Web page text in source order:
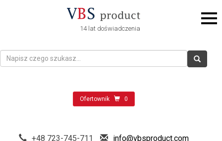
14 lat doświadczenia
Ofertownik 0
+48 723-745-711 info@vbsproduct.com